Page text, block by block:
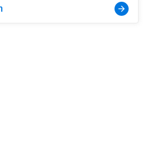
arrow_forward